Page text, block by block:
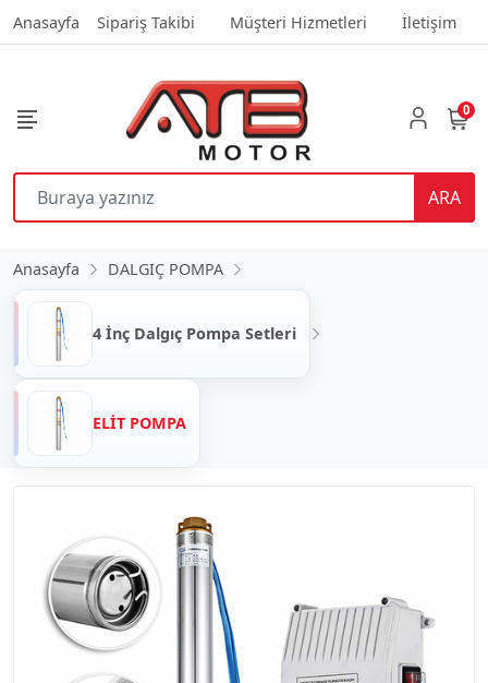
Anasayfa Sipariş Takibi Müşteri Hizmetleri İletişim
ARA
0
Anasayfa DALGIÇ POMPA
4 İnç Dalgıç Pompa Setleri
ELİT POMPA